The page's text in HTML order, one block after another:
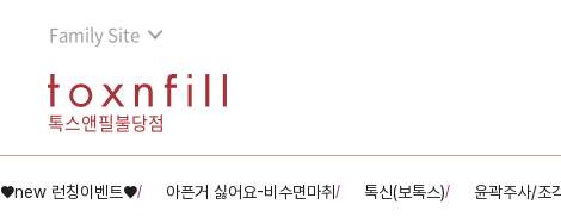
Family Site
톡스앤필불당점
♥new 런칭이벤트♥/ 아픈거 싫어요-비수면마취/ 톡신(보톡스)/ 윤곽주사/조